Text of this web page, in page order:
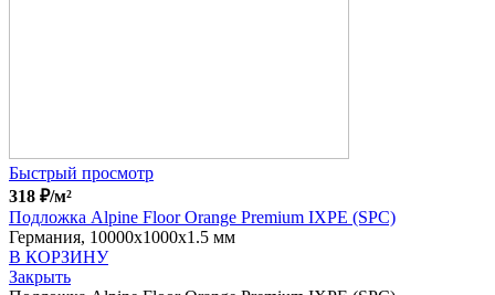
Быстрый просмотр
318 ₽/м²
Подложка Alpine Floor Orange Premium IXPE (SPC)
Германия, 10000x1000x1.5 мм
В КОРЗИНУ
Закрыть